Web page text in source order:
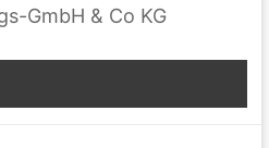
GmbH & Co KG